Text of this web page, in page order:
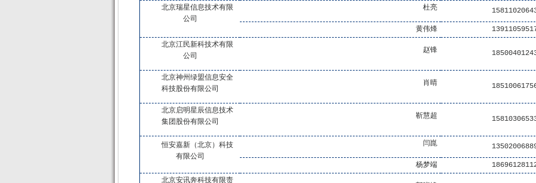
北京瑞星信息技术有限
公司
杜亮
黄伟烽
北京江民新科技术有限
公司
赵锋
北京神州绿盟信息安全
科技股份有限公司
肖晴
北京启明星辰信息技术
集团股份有限公司
靳慧超
恒安嘉新（北京）科技
有限公司
闫崑
杨梦端
北京安讯奔科技有限责